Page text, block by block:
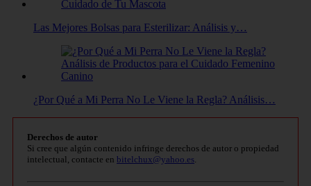
Las Mejores Bolsas para Esterilizar: Análisis y…
¿Por Qué a Mi Perra No Le Viene la Regla? Análisis…
Derechos de autor
Si cree que algún contenido infringe derechos de autor o propiedad
intelectual, contacte en bitelchux@yahoo.es.